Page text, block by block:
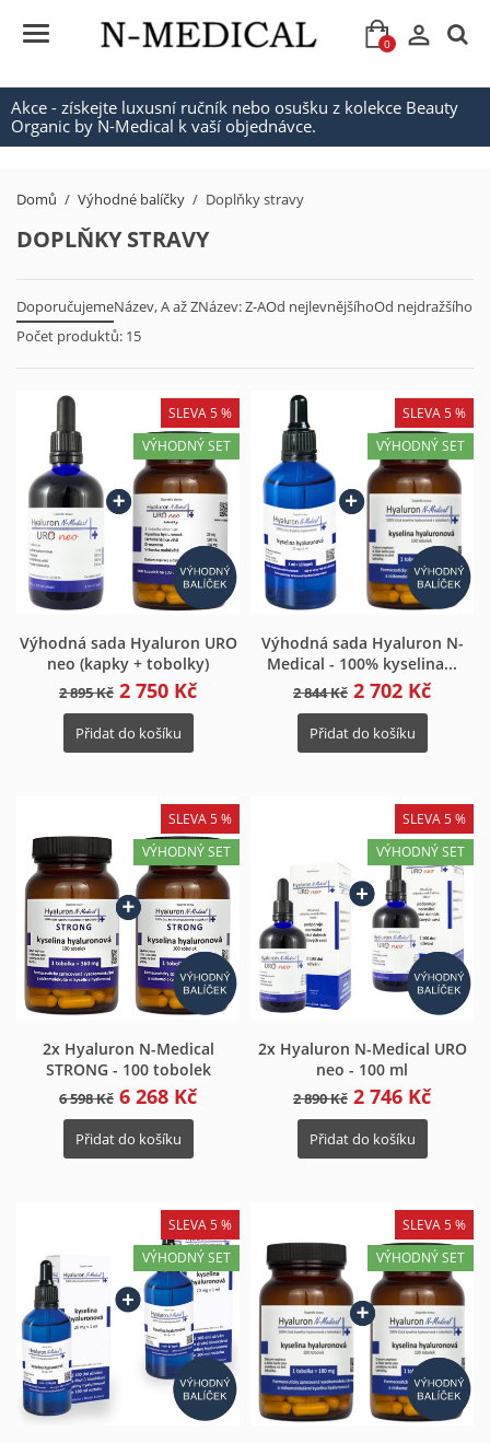
0 
Akce - získejte luxusní ručník nebo osušku z kolekce Beauty
Organic by N-Medical k vaší objednávce.
Domů Výhodné balíčky Doplňky stravy
DOPLŇKY STRAVY
DoporučujemeNázev, A až ZNázev: Z-AOd nejlevnějšíhoOd nejdražšího
Počet produktů: 15
Výhodná sada Hyaluron URO
neo (kapky + tobolky)
2 895 Kč 2 750 Kč
SLEVA 5 %
VÝHODNÝ SET
Přidat do košíku
Výhodná sada Hyaluron N-
Medical - 100% kyselina...
2 844 Kč 2 702 Kč
SLEVA 5 %
VÝHODNÝ SET
Přidat do košíku
2x Hyaluron N-Medical
STRONG - 100 tobolek
6 598 Kč 6 268 Kč
SLEVA 5 %
VÝHODNÝ SET
Přidat do košíku
2x Hyaluron N-Medical URO
neo - 100 ml
2 890 Kč 2 746 Kč
SLEVA 5 %
VÝHODNÝ SET
Přidat do košíku
SLEVA 5 %
VÝHODNÝ SET
SLEVA 5 %
VÝHODNÝ SET